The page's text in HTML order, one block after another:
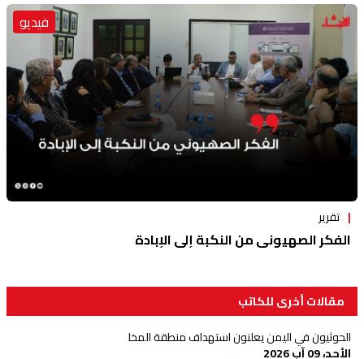
فيديو
تقرير
الفكر الصهيوني من النكبة إلى الإبادة
مقالات أخرى للكاتب
الحوثيون في اليمن يعلنون استهداف منطقة المخا
الأحد، 09 آب 2026